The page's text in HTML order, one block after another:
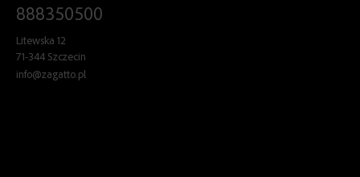
888350500
Litewska 12
71-344 Szczecin
info@zagatto.pl